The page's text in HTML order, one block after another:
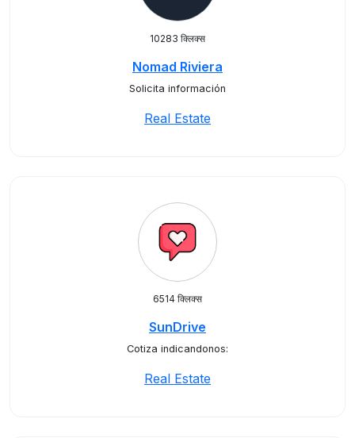
10283 क्लिक्स
Nomad Riviera
Solicita información
Real Estate
6514 क्लिक्स
SunDrive
Cotiza indicandonos:
Real Estate